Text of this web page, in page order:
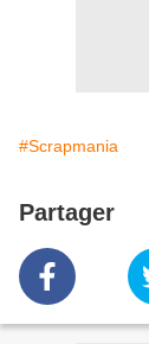
#Scrapmania
Partager